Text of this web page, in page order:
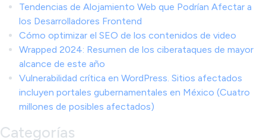
Tendencias de Alojamiento Web que Podrían Afectar a
los Desarrolladores Frontend
Cómo optimizar el SEO de los contenidos de video
Wrapped 2024: Resumen de los ciberataques de mayor
alcance de este año
Vulnerabilidad crítica en WordPress. Sitios afectados
incluyen portales gubernamentales en México (Cuatro
millones de posibles afectados)
Categorías